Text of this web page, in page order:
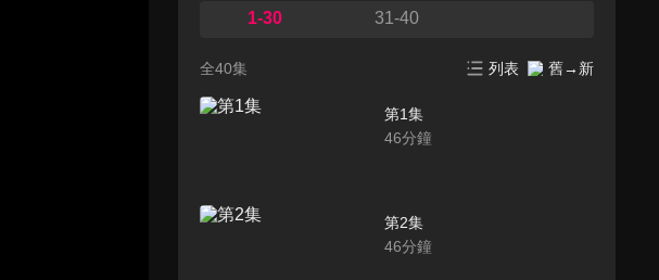
1-30 31-40
全40集 列表 舊→新
第1集
46分鐘
第2集
46分鐘